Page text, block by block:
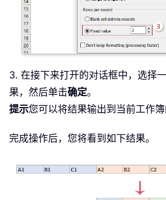
3. 在接下来打开的对话框中，选择
果，然后单击确定。
提示您可以将结果输出到当前工作簿
完成操作后，您将看到如下结果。